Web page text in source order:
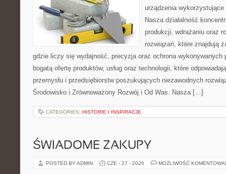
urządzenia
Nasza działalność
produkcji, wdrażaniu oraz
rozwiązań, które znajdują
gdzie liczy się wydajność, precyzja oraz ochrona wykonywanych
bogatą ofertę produktów, usług oraz technologii, które
przemysłu i przedsiębiorstw poszukujących niezawodnych
Środowisko i Zrównoważony Rozwój i Od Was. Nasza […]
CATEGORIES: HISTORIE I INSPIRACJE
ŚWIADOME ZAKUPY
POSTED BY ADMIN CZE - 27 - 2026 MOŻLIWOŚĆ